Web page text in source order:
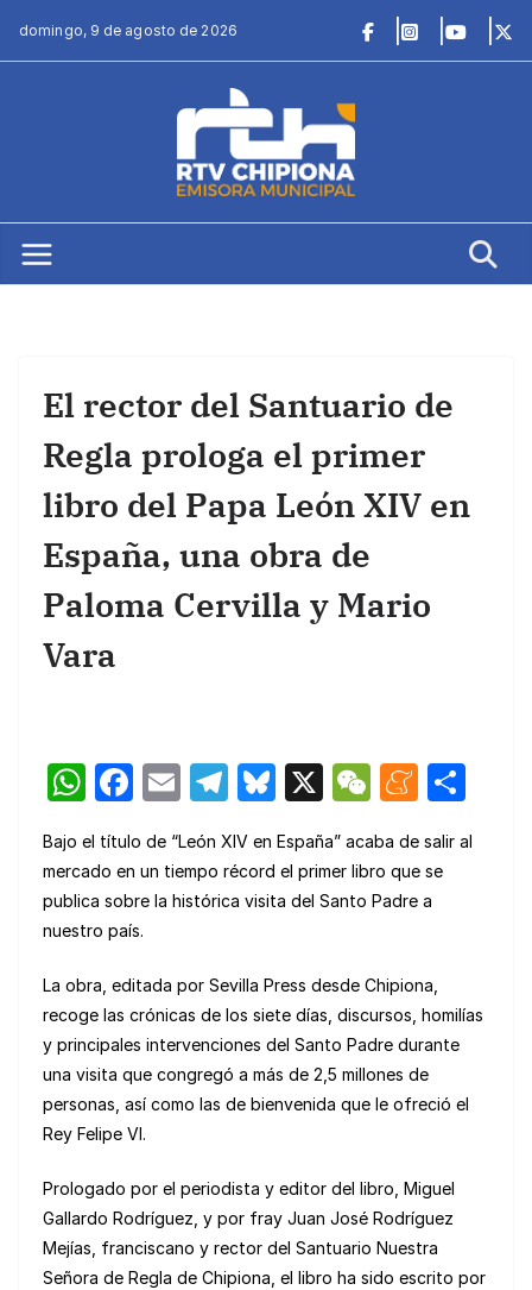
domingo, 9 de agosto de 2026
El rector del Santuario de
Regla prologa el primer
libro del Papa León XIV en
España, una obra de
Paloma Cervilla y Mario
Vara
W
at
s
A
p
p
F
c
e
b
o
o
k
E
ail
T
e
gr
m
Bl
e
s
y
X
W
C
h
M
n
e
m
e
m
Bajo el título de “León XIV en España” acaba de salir al
mercado en un tiempo récord el primer libro que se
publica sobre la histórica visita del Santo Padre a
nuestro país.
La obra, editada por Sevilla Press desde Chipiona,
recoge las crónicas de los siete días, discursos, homilías
y principales intervenciones del Santo Padre durante
una visita que congregó a más de 2,5 millones de
personas, así como las de bienvenida que le ofreció el
Rey Felipe VI.
Prologado por el periodista y editor del libro, Miguel
Gallardo Rodríguez, y por fray Juan José Rodríguez
Mejías, franciscano y rector del Santuario Nuestra
Señora de Regla de Chipiona, el libro ha sido escrito por